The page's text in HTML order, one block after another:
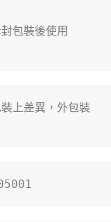
包裝後使用
上差異，外包裝